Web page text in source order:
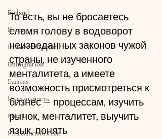
Finland
Книга
Новости Европы
Immigration
Главная
Инвалидность
Виза D
Итальянский язык
То есть, вы не бросаетесь
сломя голову в водоворот
неизведанных законов чужой
страны, не изученного
менталитета, а имеете
возможность присмотреться к
бизнес – процессам, изучить
рынок, менталитет, выучить
язык, понять